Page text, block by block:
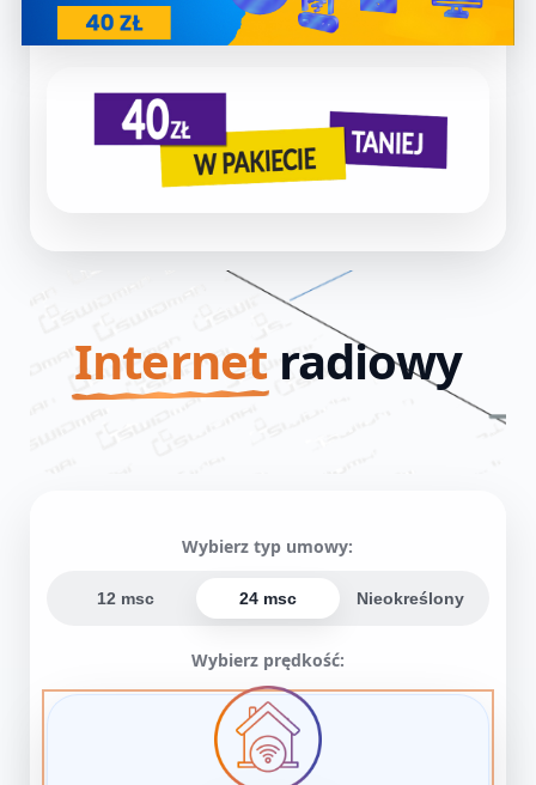
Internet radiowy
Wybierz typ umowy:
12 msc 24 msc Nieokreślony
Wybierz prędkość: